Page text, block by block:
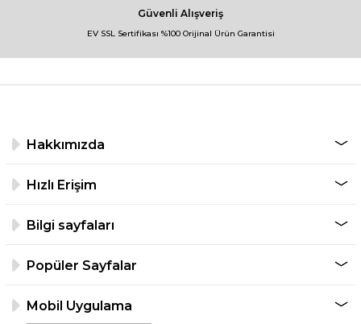
Güvenli Alışveriş
EV SSL Sertifikası %100 Orijinal Ürün Garantisi
Hakkımızda
Hızlı Erişim
Bilgi sayfaları
Popüler Sayfalar
Mobil Uygulama